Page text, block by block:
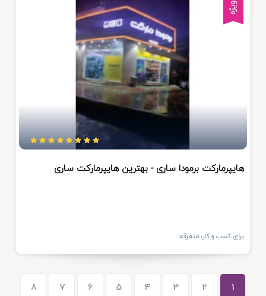
ویژه
هایپرمارکت برمودا ساری - بهترین هایپرمارکت ساری
برای کسب و کار، متفرقه
1
2
3
4
5
6
7
8